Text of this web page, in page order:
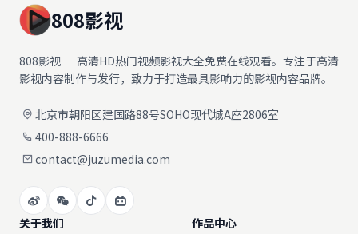
808影视
808影视 — 高清HD热门视频影视大全免费在线观看。专注于高清
影视内容制作与发行，致力于打造最具影响力的影视内容品牌。
北京市朝阳区建国路88号SOHO现代城A座2806室
400-888-6666
contact@juzumedia.com
关于我们
作品中心